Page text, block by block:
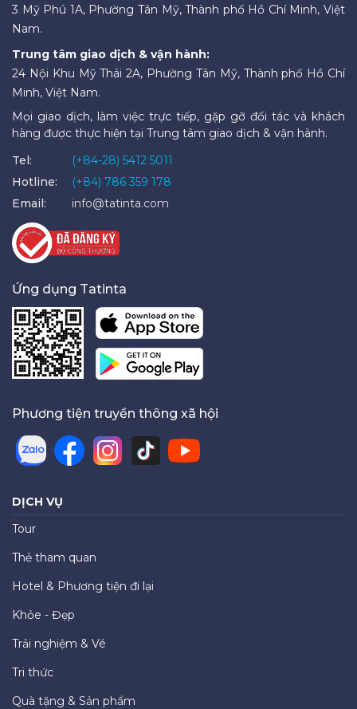
3 Mỹ Phú 1A, Phường Tân Mỹ, Thành phố Hồ Chí Minh, Việt
Nam.
Trung tâm giao dịch & vận hành:
24 Nội Khu Mỹ Thái 2A, Phường Tân Mỹ, Thành phố Hồ Chí
Minh, Việt Nam.
Mọi giao dịch, làm việc trực tiếp, gặp gỡ đối tác và khách
hàng được thực hiện tại Trung tâm giao dịch & vận hành.
Tel:
(+84-28) 5412 5011
Hotline:
(+84) 786 359 178
Email:
info@tatinta.com
Ứng dụng Tatinta
Phương tiện truyền thông xã hội
DỊCH VỤ
Tour
Thẻ tham quan
Hotel & Phương tiện đi lại
Khỏe - Đẹp
Trải nghiệm & Vé
Tri thức
Quà tặng & Sản phẩm